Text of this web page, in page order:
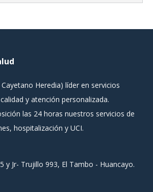
Heredia) líder en servicios
y atención personalizada.
las 24 horas nuestros servicios de
hospitalización y UCI.
y Jr- Trujillo 993, El Tambo - Huancayo.